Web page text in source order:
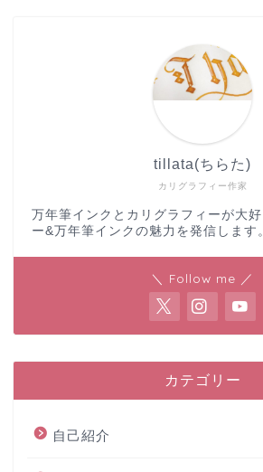
カリグラフィー作家
tillata(ちらた)
万年筆インクとカリグラフィーが大
ー&万年筆インクの魅力を発信します
＼ Follow me ／
カテゴリー
自己紹介